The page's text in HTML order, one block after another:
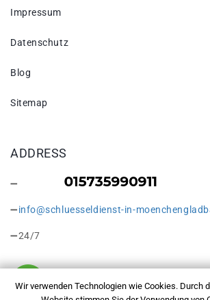
Wir verwenden Technologien wie Cookies. Durch
Impressum
Datenschutz
Blog
Sitemap
ADDRESS
info@schluesseldienst-in-
24/7